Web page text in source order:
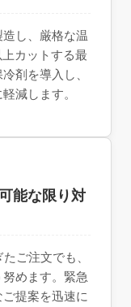
し、厳格な温
カットする最
剤を導入し、
減します。
能な限り対
ご注文でも、
めます。緊急
提案を迅速に